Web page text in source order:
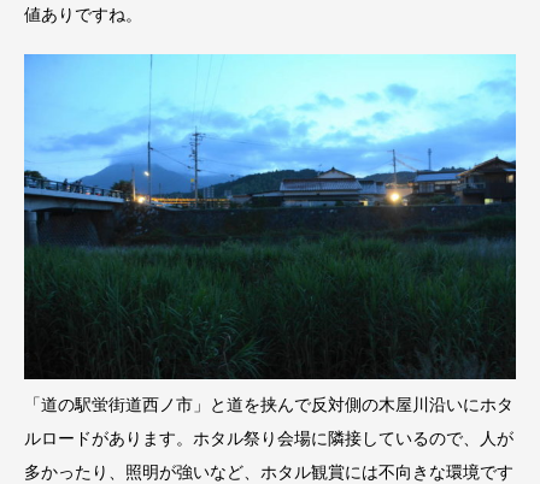
値ありですね。
「道の駅蛍街道西ノ市」と道を挟んで反対側の木屋川沿いにホタ
ルロードがあります。ホタル祭り会場に隣接しているので、人が
多かったり、照明が強いなど、ホタル観賞には不向きな環境です